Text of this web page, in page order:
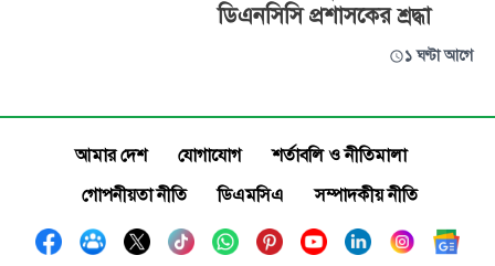
ডিএনসিসি প্রশাসকের শ্রদ্ধা
১ ঘণ্টা আগে
আমার দেশ যোগাযোগ
শর্তাবলি ও নীতিমালা
গোপনীয়তা নীতি
ডিএমসিএ সম্পাদকীয় নীতি